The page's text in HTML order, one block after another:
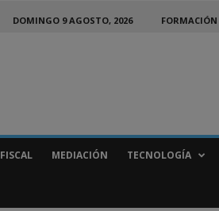
DOMINGO 9 AGOSTO, 2026 FORMACIÓN
FISCAL MEDIACIÓN TECNOLOGÍA